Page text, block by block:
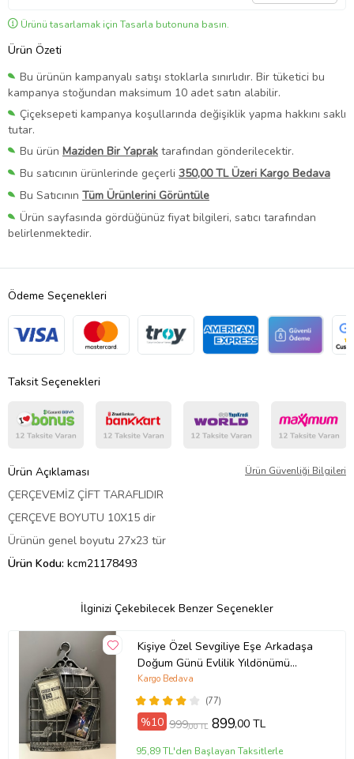
Ürünü tasarlamak için Tasarla butonuna basın.
Ürün Özeti
Bu ürünün kampanyalı satışı stoklarla sınırlıdır. Bir tüketici bu
kampanya stoğundan maksimum 10 adet satın alabilir.
Çiçeksepeti kampanya koşullarında değişiklik yapma hakkını saklı
tutar.
Bu ürün Maziden Bir Yaprak tarafından gönderilecektir.
Bu satıcının ürünlerinde geçerli 350,00 TL Üzeri Kargo Bedava
Bu Satıcının Tüm Ürünlerini Görüntüle
Ürün sayfasında gördüğünüz fiyat bilgileri, satıcı tarafından
belirlenmektedir.
Ödeme Seçenekleri
Taksit Seçenekleri
Ürün Açıklaması Ürün Güvenliği Bilgileri
ÇERÇEVEMİZ ÇİFT TARAFLIDIR
ÇERÇEVE BOYUTU 10X15 dir
Ürünün genel boyutu 27x23 tür
Ürün Kodu: kcm21178493
İlginizi Çekebilecek Benzer Seçenekler
Kişiye Özel Sevgiliye Eşe Arkadaşa
Doğum Günü Evlilik Yıldönümü
Hediye Takvim Yaprağı Fotoğraf
Kafes Çerçeveli
(77)
Kargo Bedava
%10 999,00 TL 899,00 TL
95,89 TL'den Başlayan Taksitlerle